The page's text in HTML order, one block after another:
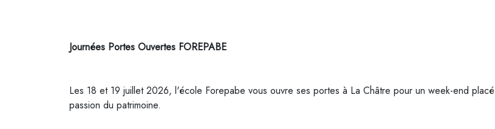
Journées Portes Ouvertes FOREPABE
Les 18 et 19 juillet 2026, l'école Forepabe vous ouvre ses portes à La Châtre pour un week-end
passion du patrimoine.